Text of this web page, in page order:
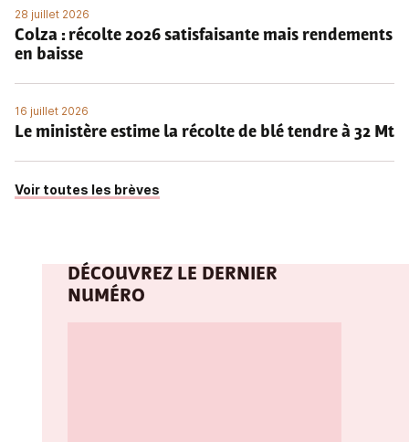
28 juillet 2026
Colza : récolte 2026 satisfaisante mais rendements
en baisse
16 juillet 2026
Le ministère estime la récolte de blé tendre à 32 Mt
Voir toutes les brèves
DÉCOUVREZ LE DERNIER
NUMÉRO